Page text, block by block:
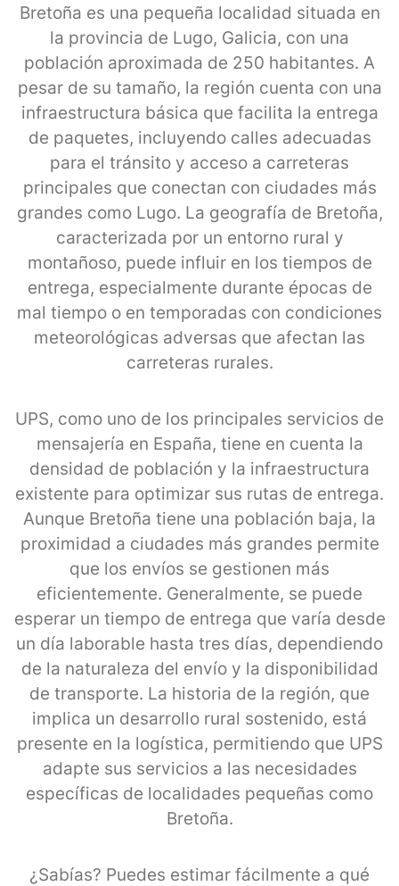
Bretoña es una pequeña localidad situada en
la provincia de Lugo, Galicia, con una
población aproximada de 250 habitantes. A
pesar de su tamaño, la región cuenta con una
infraestructura básica que facilita la entrega
de paquetes, incluyendo calles adecuadas
para el tránsito y acceso a carreteras
principales que conectan con ciudades más
grandes como Lugo. La geografía de Bretoña,
caracterizada por un entorno rural y
montañoso, puede influir en los tiempos de
entrega, especialmente durante épocas de
mal tiempo o en temporadas con condiciones
meteorológicas adversas que afectan las
carreteras rurales.
UPS, como uno de los principales servicios de
mensajería en España, tiene en cuenta la
densidad de población y la infraestructura
existente para optimizar sus rutas de entrega.
Aunque Bretoña tiene una población baja, la
proximidad a ciudades más grandes permite
que los envíos se gestionen más
eficientemente. Generalmente, se puede
esperar un tiempo de entrega que varía desde
un día laborable hasta tres días, dependiendo
de la naturaleza del envío y la disponibilidad
de transporte. La historia de la región, que
implica un desarrollo rural sostenido, está
presente en la logística, permitiendo que UPS
adapte sus servicios a las necesidades
específicas de localidades pequeñas como
Bretoña.
¿Sabías? Puedes estimar fácilmente a qué